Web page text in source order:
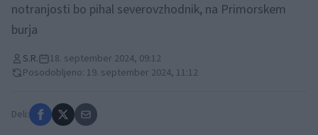
notranjosti bo pihal severovzhodnik, na Primorskem
burja
S.R.
18. september 2024, 09:12
Posodobljeno: 19. september 2024, 11:12
Deli: